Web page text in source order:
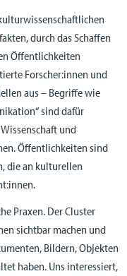
durch das Schaffen
Öffentlichkeiten
Forscher:innen und
aus – Begriffe wie
sind dafür
und
Öffentlichkeiten sind
die an kulturellen
Praxen. Der Cluster
sichtbar machen und
Bildern, Objekten
haben. Uns interessiert,